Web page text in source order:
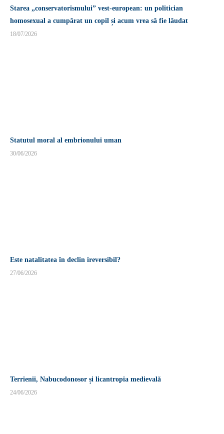
Starea „conservatorismului” vest-european: un politician
homosexual a cumpărat un copil și acum vrea să fie lăudat
18/07/2026
Statutul moral al embrionului uman
30/06/2026
Este natalitatea în declin ireversibil?
27/06/2026
Terrienii, Nabucodonosor și licantropia medievală
24/06/2026